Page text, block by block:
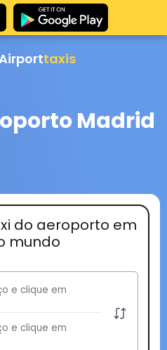
taxis
Madrid
do aeroporto em
mundo